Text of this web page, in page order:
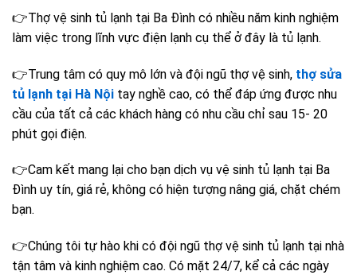
👉Thợ vệ sinh tủ lạnh tại Ba Đình có nhiều năm kinh nghiệm
làm việc trong lĩnh vực điện lạnh cụ thể ở đây là tủ lạnh.
👉Trung tâm có quy mô lớn và đội ngũ thợ vệ sinh, thợ sửa
tủ lạnh tại Hà Nội tay nghề cao, có thể đáp ứng được nhu
cầu của tất cả các khách hàng có nhu cầu chỉ sau 15- 20
phút gọi điện.
👉Cam kết mang lại cho bạn dịch vụ vệ sinh tủ lạnh tại Ba
Đình uy tín, giá rẻ, không có hiện tượng nâng giá, chặt chém
bạn.
👉Chúng tôi tự hào khi có đội ngũ thợ vệ sinh tủ lạnh tại nhà
tận tâm và kinh nghiệm cao. Có mặt 24/7, kể cả các ngày